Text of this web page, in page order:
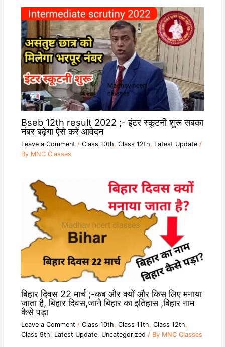
Bseb 12th result 2022 ;- इंटर स्कूटनी शुरू सबका
नंबर बढ़ेगा ऐसे करें आवेदन
Leave a Comment / Class 10th, Class 12th, Latest Update/
By MNC Classes
बिहार दिवस 22 मार्च ;-कब और क्यों और किस लिए मनाया
जाता है, बिहार दिवस,जाने बिहार का इतिहास ,बिहार नाम
कैसे पड़ा
Leave a Comment / Class 10th, Class 11th, Class 12th,
Class 9th, Latest Update, Uncategorized / By MNC Classes